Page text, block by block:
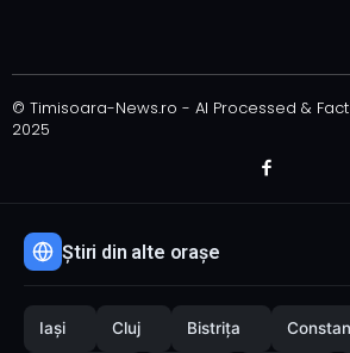
© Timisoara-News.ro - AI Processed &
2025
Știri din alte orașe
Iași Cluj Bistrița